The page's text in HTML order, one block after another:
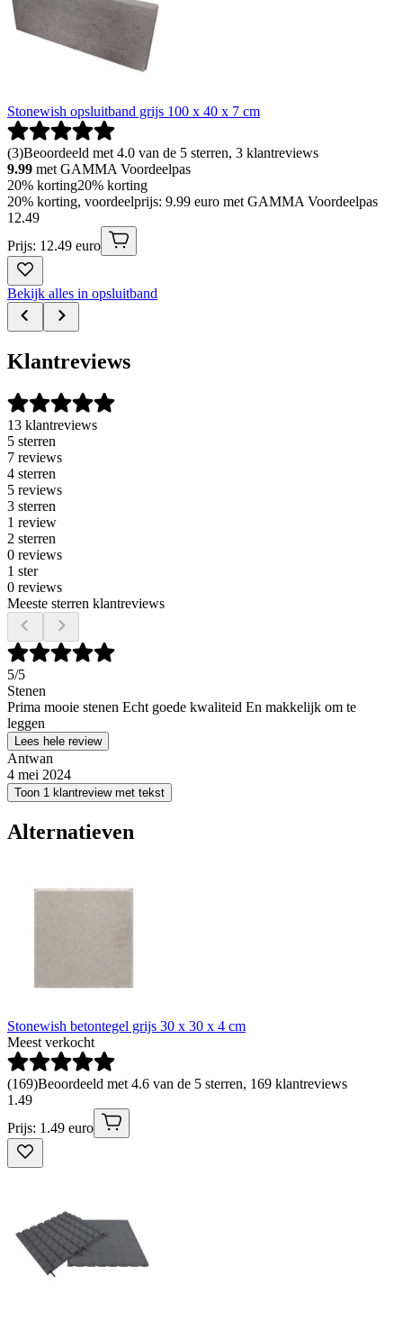
Stonewish opsluitband grijs 100 x 40 x 7 cm
(3)Beoordeeld met 4.0 van de 5 sterren, 3 klantreviews
9.99 met GAMMA Voordeelpas
20% korting20% korting
20% korting, voordeelprijs: 9.99 euro met GAMMA Voordeelpas
12.49
Prijs: 12.49 euro
Bekijk alles in opsluitband
Klantreviews
13 klantreviews
5 sterren
7 reviews
4 sterren
5 reviews
3 sterren
1 review
2 sterren
0 reviews
1 ster
0 reviews
Meeste sterren klantreviews
5/5
Stenen
Prima mooie stenen Echt goede kwaliteid En makkelijk om te
leggen
Lees hele review
Antwan
4 mei 2024
Toon 1 klantreview met tekst
Alternatieven
Stonewish betontegel grijs 30 x 30 x 4 cm
Meest verkocht
(169)Beoordeeld met 4.6 van de 5 sterren, 169 klantreviews
1.49
Prijs: 1.49 euro